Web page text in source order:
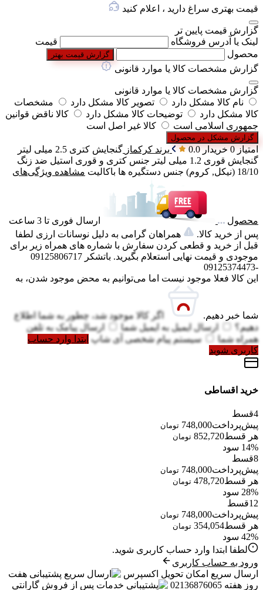
قیمت بهتری سراغ دارید ، اعلام کنید
گزارش قیمت پایین تر
لینک یا آدرس فروشگاه
قیمت
محصول
گزارش قیمت بهتر
گزارش مشخصات کالا یا موارد قانونی
گزارش مشخصات کالا یا موارد قانونی
نام کالا مشکل دارد
تصویر کالا مشکل دارد
مشخصات
کالا مشکل دارد
توضیحات کالا مشکل دارد
کالا ناقض قوانین
جمهوری اسلامی است
کالا غیر اصل است
گزارش مشکل در محصول
امتیاز 0 خریدار 0.0 برند کرکماز گنجایش کتری 2.5 میلی لیتر
گنجایش قوری 1.2 میلی لیتر جنس کتری و قوری استیل ضد زنگ
18/10 (نیکل, کروم)
جنس دستگیره ها باکالیت مشاهده ویژگی‌های
محصول
ارسال فوری تا 3 ساعت
پس از خرید کالا.
همراهان گرامی به دلیل نوسانات ارزی لطفا
قبل از خرید و قطعی کردن سفارش با شماره های همراه زیر برای
موجودی و قیمت نهایی استعلام بگیرید. باتشکر 09125806717
-09125374473
این کالا فعلا موجود نیست اما می‌توانیم به محض موجود شدن، به
شما خبر دهیم.
اگر کالا موجود شد، چطور به شما اطلاع
دهیم؟
ارسال ایمیل به ایمیل شما ارسال پیامک به تلفن
همراه شما
سیستم پیام شخصی آی شاپ ابتدا وارد حساب
کاربری شوید
خرید اقساطی
4قسط
پیش‌پرداخت748,000 تومان
هر قسط852,720 تومان
14% سود
8قسط
پیش‌پرداخت748,000 تومان
هر قسط478,720 تومان
28% سود
12قسط
پیش‌پرداخت748,000 تومان
هر قسط354,054 تومان
42% سود
لطفا ابتدا وارد حساب کاربری شوید.
ورود به حساب کاربری
ارسال سریع امکان تحویل اکسپرس پشتیبانی هفت
روز هفته 02136876065
خدمات پس از فروش گارانتی